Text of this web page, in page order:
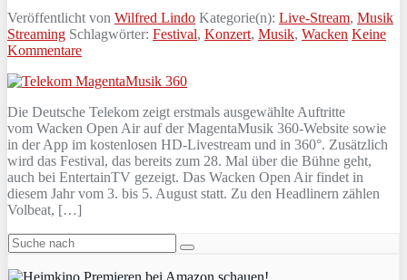
Veröffentlicht von Wilfred Lindo Kategorie(n): Live-Stream, Musik
Streaming Schlagwörter: Festival, Konzert, Musik, Wacken Keine
Kommentare
Die Deutsche Telekom zeigt erstmals ausgewählte Auftritte
vom Wacken Open Air auf der MagentaMusik 360-Website sowie
in der App im kostenlosen HD-Livestream und in 360°. Zusätzlich
wird das Festival, das bereits zum 28. Mal über die Bühne geht,
auch bei EntertainTV gezeigt. Das Wacken Open Air findet in
diesem Jahr vom 3. bis 5. August statt. Zu den Headlinern zählen
Volbeat, […]